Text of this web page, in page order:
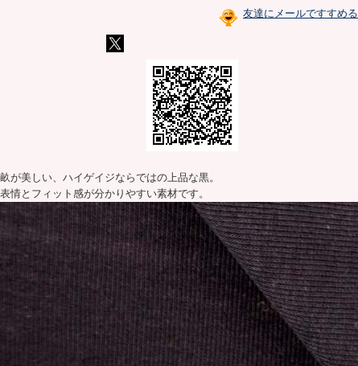
友達にメールですすめる
が美しい、ハイゲイジならではの上品な黒。
情とフィット感が分かりやすい素材です。